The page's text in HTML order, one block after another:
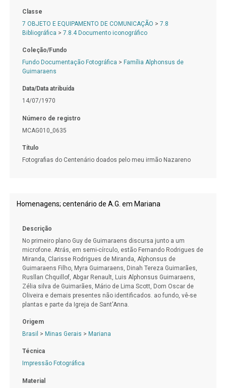
Classe
7 OBJETO E EQUIPAMENTO DE COMUNICAÇÃO > 7.8
Bibliográfica > 7.8.4 Documento iconográfico
Coleção/Fundo
Fundo Documentação Fotográfica > Família Alphonsus de
Guimaraens
Data/Data atribuída
14/07/1970
Número de registro
MCAG010_0635
Título
Fotografias do Centenário doados pelo meu irmão Nazareno
Homenagens; centenário de A.G. em Mariana
Descrição
No primeiro plano Guy de Guimaraens discursa junto a um
microfone. Atrás, em semi-círculo, estão Fernando Rodrigues de
Miranda, Clarisse Rodrigues de Miranda, Alphonsus de
Guimaraens Filho, Myra Guimaraens, Dinah Tereza Guimarães,
Rusllan Chquillof, Abgar Renault, Luis Alphonsus Guimaraens,
Zélia silva de Guimarães, Mário de Lima Scott, Dom Oscar de
Oliveira e demais presentes não identificados. ao fundo, vê-se
plantas e parte da Igreja de Sant'Anna.
Origem
Brasil > Minas Gerais > Mariana
Técnica
Impressão Fotográfica
Material